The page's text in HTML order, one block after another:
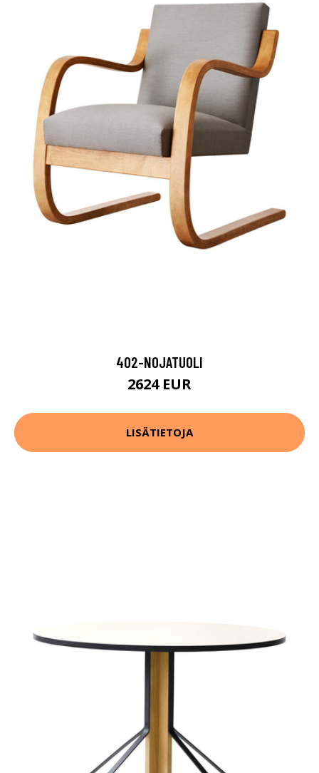
402-NOJATUOLI
2624 EUR
LISÄTIETOJA